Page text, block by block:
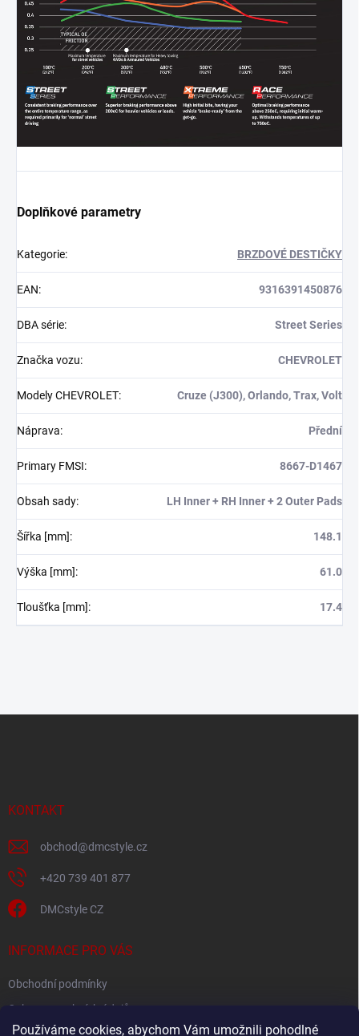
Používáme cookies, abychom Vám umožnili pohodlné
Doplňkové parametry
Kategorie: BRZDOVÉ DESTIČKY
EAN: 9316391450876
DBA série: Street Series
Značka vozu: CHEVROLET
Modely CHEVROLET: Cruze (J300), Orlando, Trax, Volt
Náprava: Přední
Primary FMSI: 8667-D1467
Obsah sady: LH Inner + RH Inner + 2 Outer Pads
Šířka [mm]: 148.1
Výška [mm]: 61.0
Tloušťka [mm]: 17.4
KONTAKT
obchod@dmcstyle.cz
+420 739 401 877
DMCstyle CZ
INFORMACE PRO VÁS
Obchodní podmínky
Ochrana osobních údajů